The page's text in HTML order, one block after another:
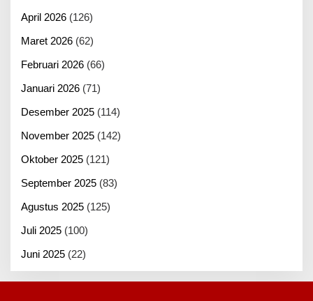
April 2026 (126)
Maret 2026 (62)
Februari 2026 (66)
Januari 2026 (71)
Desember 2025 (114)
November 2025 (142)
Oktober 2025 (121)
September 2025 (83)
Agustus 2025 (125)
Juli 2025 (100)
Juni 2025 (22)